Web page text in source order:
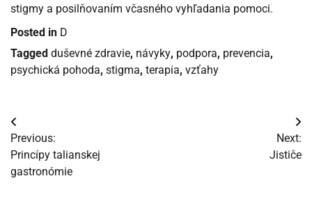
stigmy a posilňovaním včasného vyhľadania pomoci.
Posted in D
Tagged duševné zdravie, návyky, podpora, prevencia,
psychická pohoda, stigma, terapia, vzťahy
Navigácia
v
článku
Previous:
Princípy talianskej
gastronómie
Next:
Jističe